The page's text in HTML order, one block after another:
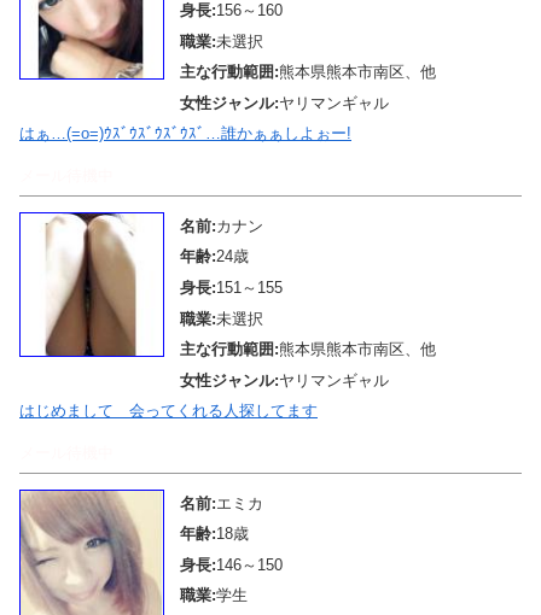
身長:156～160
職業:未選択
主な行動範囲:熊本県熊本市南区、他
女性ジャンル:ヤリマンギャル
はぁ…(=o=)ｳｽﾞｳｽﾞｳｽﾞｳｽﾞ…誰かぁぁしよぉー!
名前:カナン
年齢:24歳
身長:151～155
職業:未選択
主な行動範囲:熊本県熊本市南区、他
女性ジャンル:ヤリマンギャル
はじめまして 会ってくれる人探してます
名前:エミカ
年齢:18歳
身長:146～150
職業:学生